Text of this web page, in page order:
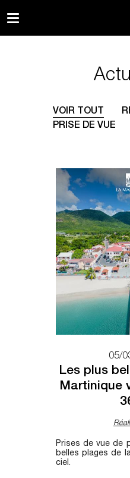
VOIR TOUT
PRISE DE VUE
05/
Les plus
Martinique
Prises de vue de
belles plages de
ciel.